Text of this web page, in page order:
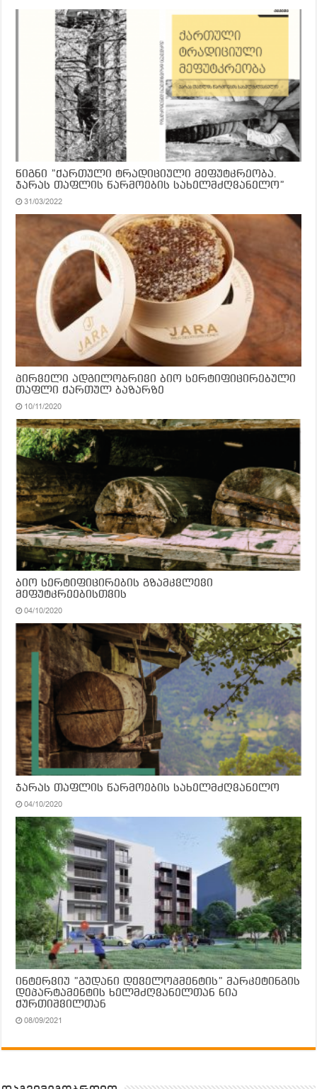
წიგნი ”ქართული ტრადიციული მეფუტკრეობა.
ჯარას თაფლის წარმოების სახელმძღვანელო”
31/03/2022
პირველი ადგილობრივი ბიო სერტიფიცირებული
თაფლი ქართულ ბაზარზე
10/11/2020
ბიო სერტიფიცირების გზამკვლევი
მეფუტკრეებისთვის
04/10/2020
ჯარას თაფლის წარმოების სახელმძღვანელო
04/10/2020
ინტერვიუ ”გუდანი დეველოპმენტის” მარკეტინგის
დეპარტამენტის ხელმძღვანელთან ნია
ქურთიშვილთან
08/09/2021